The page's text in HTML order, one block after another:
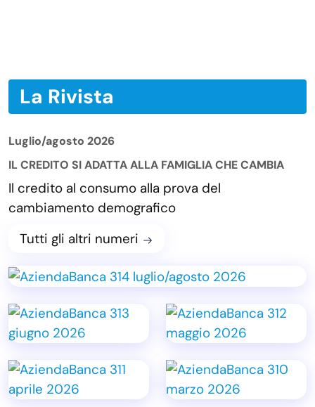
La Rivista
Luglio/agosto 2026
IL CREDITO SI ADATTA ALLA FAMIGLIA CHE CAMBIA
Il credito al consumo alla prova del
cambiamento demografico
Tutti gli altri numeri